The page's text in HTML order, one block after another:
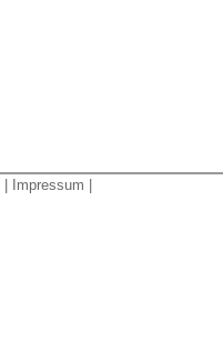
Impressum